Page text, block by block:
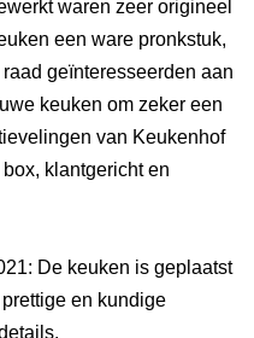
waren zeer origineel
een ware pronkstuk,
geïnteresseerden aan
keuken om zeker een
van Keukenhof
klantgericht en
De keuken is geplaatst
en kundige